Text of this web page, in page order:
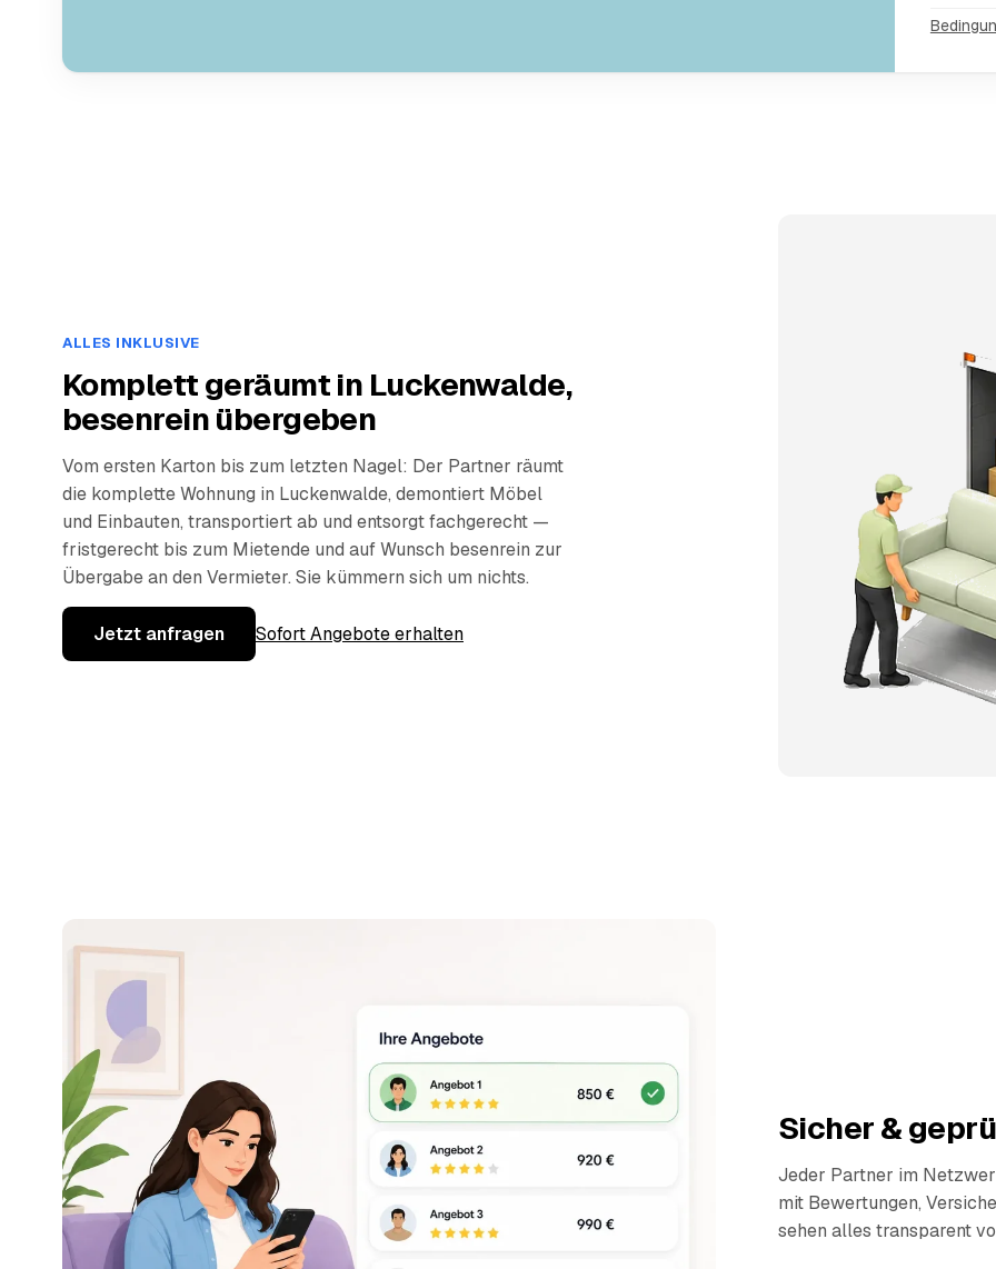
ALLES INKLUSIVE
Komplett geräumt in Luckenwalde,
besenrein übergeben
Vom ersten Karton bis zum letzten Nagel: Der Partner räumt
die komplette Wohnung in Luckenwalde, demontiert Möbel
und Einbauten, transportiert ab und entsorgt fachgerecht —
fristgerecht bis zum Mietende und auf Wunsch besenrein zur
Übergabe an den Vermieter. Sie kümmern sich um nichts.
Jetzt anfragen Sofort Angebote erhalten
Sicher &
Jeder Partner im
mit Bewertungen,
sehen alles transparent